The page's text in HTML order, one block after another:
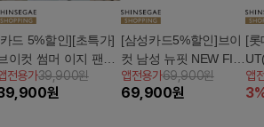
드 5%할인][초특가]
이컷 썸머 이지 팬츠
종
전용가39,900원
원
[삼성카드5%할인]브이
컷 남성 뉴핏 NEW FIT
아이스팬츠 3종
앱전용가69,900원
69,900원
[롯
레
앱
3